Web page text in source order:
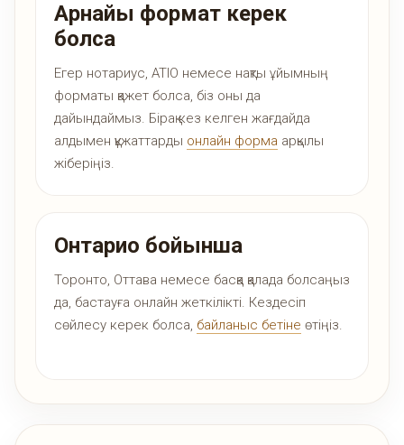
Арнайы формат керек
болса
Егер нотариус, ATIO немесе нақты ұйымның
форматы қажет болса, біз оны да
дайындаймыз. Бірақ кез келген жағдайда
алдымен құжаттарды онлайн форма арқылы
жіберіңіз.
Онтарио бойынша
Торонто, Оттава немесе басқа қалада болсаңыз
да, бастауға онлайн жеткілікті. Кездесіп
сөйлесу керек болса, байланыс бетіне өтіңіз.